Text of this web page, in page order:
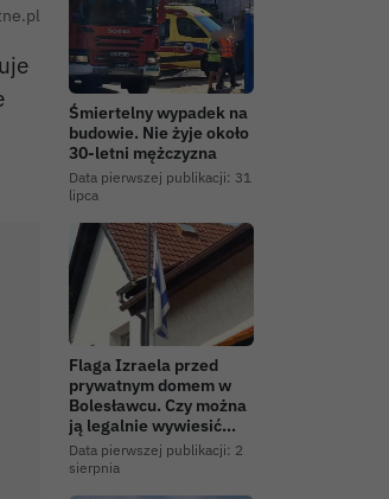
Śmiertelny wypadek na
budowie. Nie żyje około
30-letni mężczyzna
Data pierwszej publikacji: 31
lipca
Flaga Izraela przed
prywatnym domem w
Bolesławcu. Czy można
ją legalnie wywiesić…
Data pierwszej publikacji: 2
sierpnia